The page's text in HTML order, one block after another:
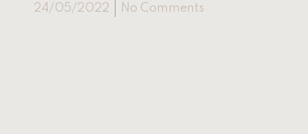
24/05/2022 No Comments